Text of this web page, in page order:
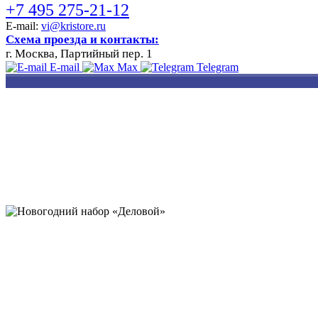
+7 495 275-21-12
E-mail: vi@kristore.ru
Схема проезда и контакты:
г. Москва, Партийный пер. 1
E-mail Max Telegram